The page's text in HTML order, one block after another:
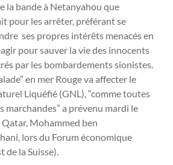
la bande à Netanyahou que
pour les arrêter, préférant se
ses propres intérêts menacés en
pour sauver la vie des innocents
par les bombardements sionistes.
en mer Rouge va affecter le
Liquéfié (GNL), “comme toutes
marchandes” a prévenu mardi le
Mohammed ben
lors du Forum économique
de la Suisse).